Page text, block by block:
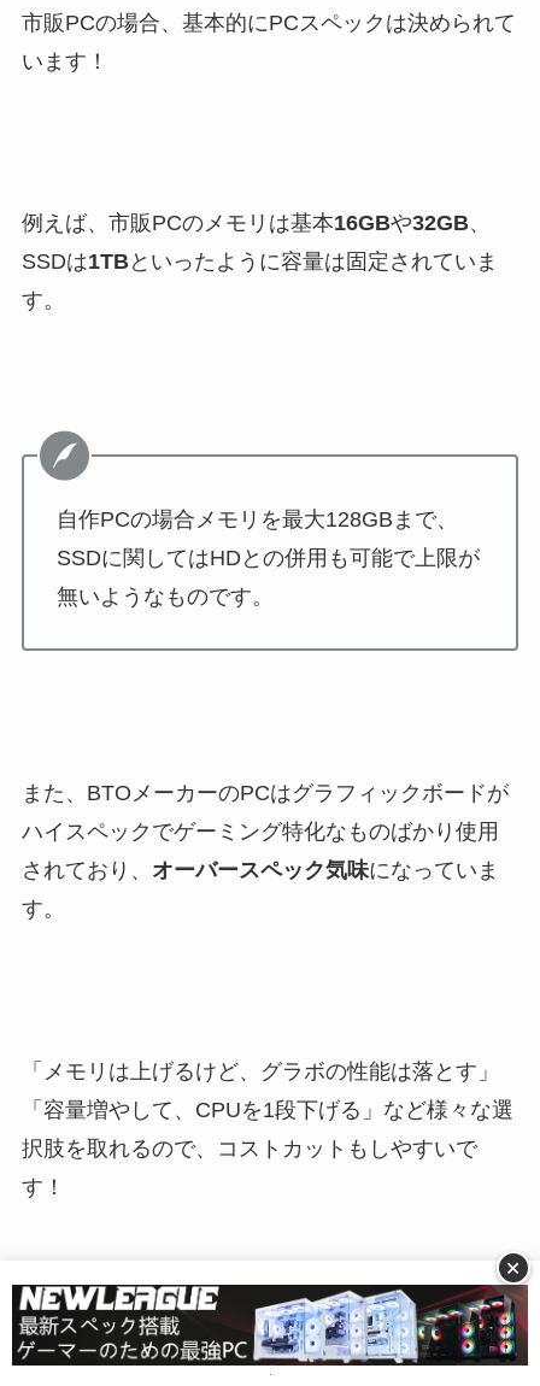
市販PCの場合、基本的にPCスペックは決められて
います！
例えば、市販PCのメモリは基本16GBや32GB、
SSDは1TBといったように容量は固定されていま
す。
自作PCの場合メモリを最大128GBまで、
SSDに関してはHDとの併用も可能で上限が
無いようなものです。
また、BTOメーカーのPCはグラフィックボードが
ハイスペックでゲーミング特化なものばかり使用
されており、 オーバースペック気味になっていま
す。
「メモリは上げるけど、グラボの性能は落とす」
「容量増やして、CPUを1段下げる」など様々な選
択肢を取れるので、
コストカットもしやすいで
す！
おすすめのPC通販サイト3選
+